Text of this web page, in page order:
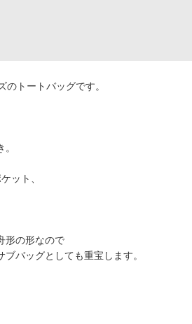
トートバッグです。
ット、
形の形なので
バッグとしても重宝します。